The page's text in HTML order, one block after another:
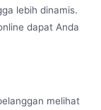
lebih dinamis.
dapat Anda
melihat